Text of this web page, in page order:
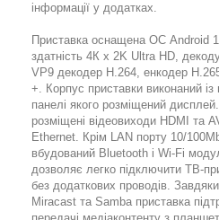
інформації у додатках.
Приставка оснащена ОС Android
здатність 4К x 2K Ultra HD,
VP9 декодер H.264, енкодер
+. Корпус приставки виконаний із
панелі якого розміщений
розміщені відеовиходи HDMI та
Ethernet. Крім LAN порту 10/
вбудований Bluetooth і Wi-Fi
дозволяє легко підключити ТВ-
без додаткових проводів.
Miracast та Samba приставка